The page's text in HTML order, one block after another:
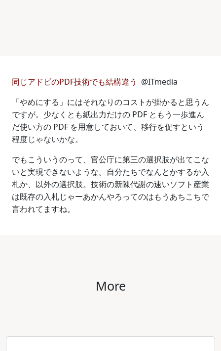
同じアドビのPDF技術でも結構違う @ITmedia
「やめにする」にはそれなりのコストが掛かると思うん
ですが。少なくとも紙出力だけの PDF ともう一歩進ん
だ使い方の PDF を用意しておいて、移行を促すという
程度じゃないかな。
でもこういうのって、官公庁に第三の選択肢が出てこな
いと実現できないような。自分たちでなんとかするか入
札か、以外の選択肢。技術の新陳代謝の速いソフト産業
は既存の入札じゃーあかんやろってのはもうあちこちで
言われてますね。
More